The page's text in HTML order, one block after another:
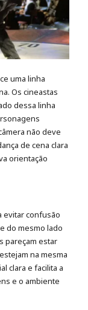
uma linha
Os cineastas
dessa linha
não deve
de cena clara
orientação
evitar confusão
do mesmo lado
pareçam estar
na mesma
clara e facilita a
e o ambiente